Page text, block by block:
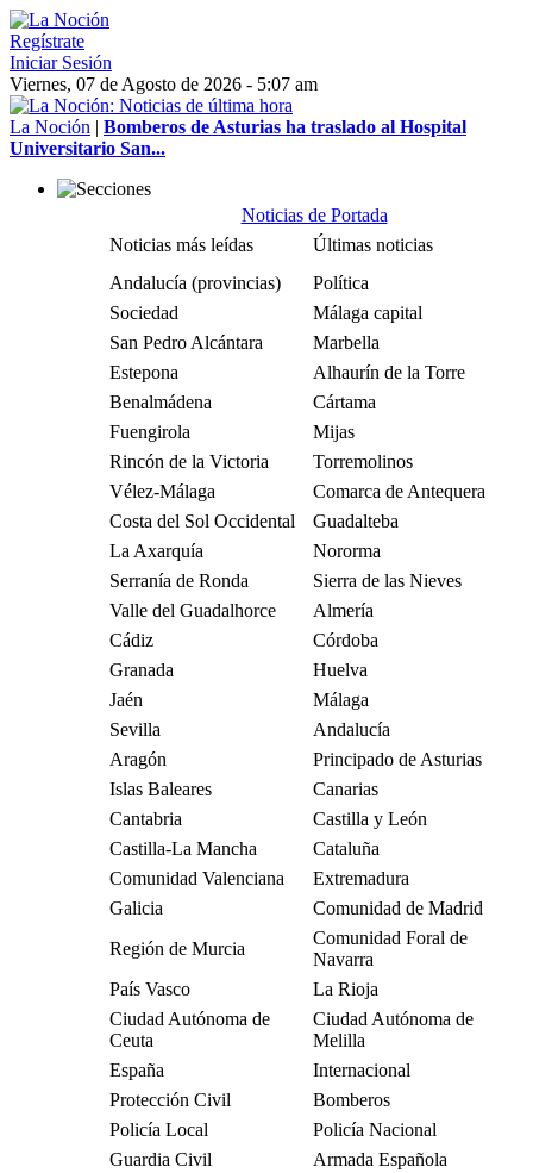
Regístrate
Iniciar Sesión
Viernes, 07 de Agosto de 2026 - 5:07 am
La Noción | Bomberos de Asturias ha traslado al Hospital
Universitario San...
Noticias de Portada
Noticias más leídas
Últimas noticias
Andalucía (provincias)
Política
Sociedad
Málaga capital
San Pedro Alcántara
Marbella
Estepona
Alhaurín de la Torre
Benalmádena
Cártama
Fuengirola
Mijas
Rincón de la Victoria
Torremolinos
Vélez-Málaga
Comarca de Antequera
Costa del Sol Occidental
Guadalteba
La Axarquía
Nororma
Serranía de Ronda
Sierra de las Nieves
Valle del Guadalhorce
Almería
Cádiz
Córdoba
Granada
Huelva
Jaén
Málaga
Sevilla
Andalucía
Aragón
Principado de Asturias
Islas Baleares
Canarias
Cantabria
Castilla y León
Castilla-La Mancha
Cataluña
Comunidad Valenciana
Extremadura
Galicia
Comunidad de Madrid
Región de Murcia
Comunidad Foral de
Navarra
País Vasco
La Rioja
Ciudad Autónoma de
Ceuta
Ciudad Autónoma de
Melilla
España
Internacional
Protección Civil
Bomberos
Policía Local
Policía Nacional
Guardia Civil
Armada Española